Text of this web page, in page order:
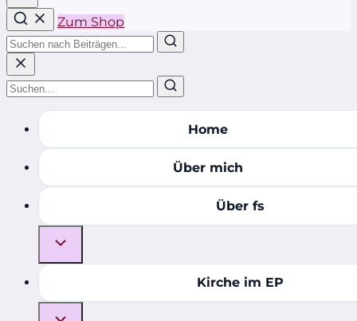
Zum Shop
Home
Über mich
Über fs
Kirche im EP